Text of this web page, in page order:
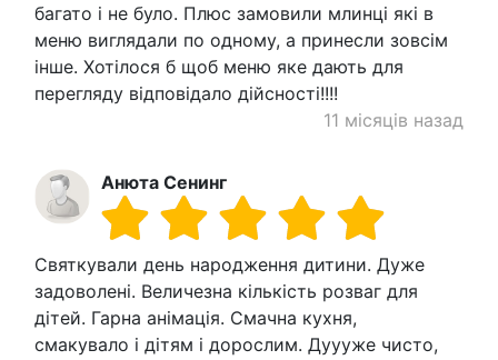
багато і не було. Плюс замовили млинці які в
меню виглядали по одному, а принесли зовсім
інше. Хотілося б щоб меню яке дають для
перегляду відповідало дійсності!!!!
11 місяців назад
Анюта Сенинг
Святкували день народження дитини. Дуже
задоволені. Величезна кількість розваг для
дітей. Гарна анімація. Смачна кухня,
смакувало і дітям і дорослим. Дуууже чисто,